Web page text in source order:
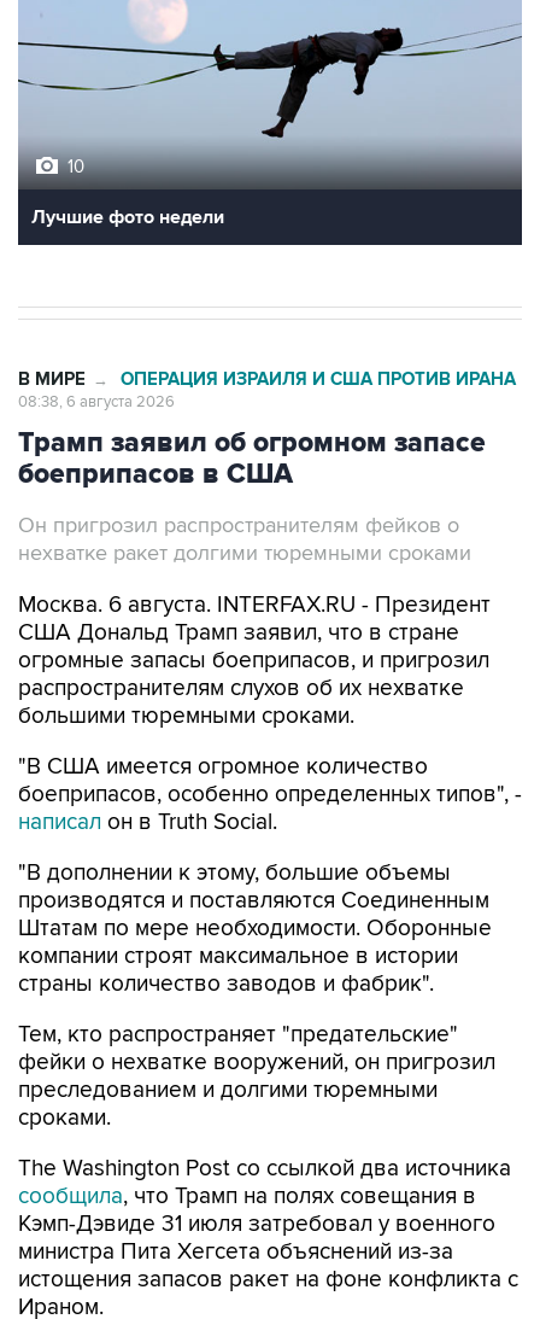
10
Лучшие фото недели
В МИРЕ → ОПЕРАЦИЯ ИЗРАИЛЯ И США ПРОТИВ ИРАНА
08:38, 6 августа 2026
Трамп заявил об огромном запасе
боеприпасов в США
Он пригрозил распространителям фейков о
нехватке ракет долгими тюремными сроками
Москва. 6 августа. INTERFAX.RU - Президент
США Дональд Трамп заявил, что в стране
огромные запасы боеприпасов, и пригрозил
распространителям слухов об их нехватке
большими тюремными сроками.
"В США имеется огромное количество
боеприпасов, особенно определенных типов", -
написал он в Truth Social.
"В дополнении к этому, большие объемы
производятся и поставляются Соединенным
Штатам по мере необходимости. Оборонные
компании строят максимальное в истории
страны количество заводов и фабрик".
Тем, кто распространяет "предательские"
фейки о нехватке вооружений, он пригрозил
преследованием и долгими тюремными
сроками.
The Washington Post со ссылкой два источника
сообщила, что Трамп на полях совещания в
Кэмп-Дэвиде 31 июля затребовал у военного
министра Пита Хегсета объяснений из-за
истощения запасов ракет на фоне конфликта с
Ираном.